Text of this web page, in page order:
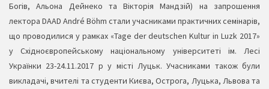
Богів, Альона Дейнеко та Вікторія Мандзій) на запрошення
лектора DAAD André Böhm стали учасниками практичних семінарів,
що проводилися у рамках «Tage der deutschen Kultur in Luzk 2017»
у Східноєвропейському національному університеті ім. Лесі
Українки 23-24.11.2017 р у місті Луцьк. Учасниками також були
викладачі, вчителі та студенти Києва, Острога, Луцька, Львова та